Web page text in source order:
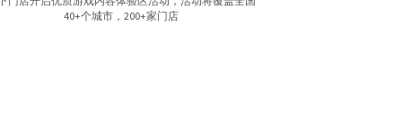
40+个城市，200+家门店